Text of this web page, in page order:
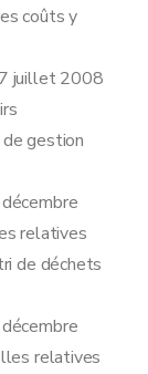
coûts y
juillet 2008
gestion
relatives
de déchets
relatives